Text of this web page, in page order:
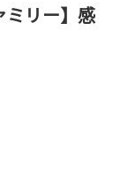
ミリー】感